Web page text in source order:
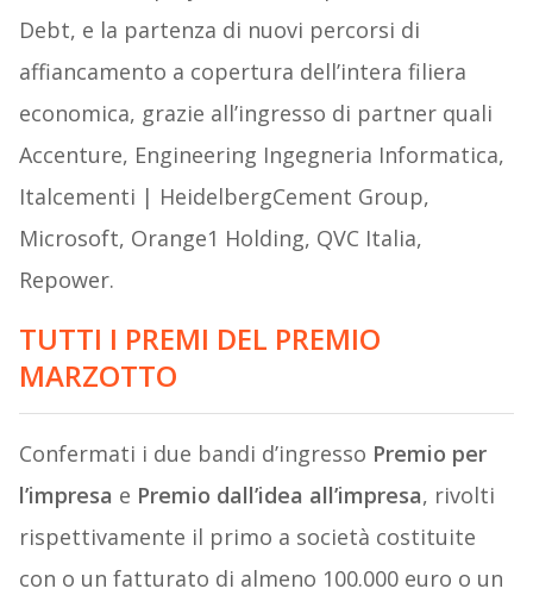
Debt, e la partenza di nuovi percorsi di
affiancamento a copertura dell’intera filiera
economica, grazie all’ingresso di partner quali
Accenture, Engineering Ingegneria Informatica,
Italcementi | HeidelbergCement Group,
Microsoft, Orange1 Holding, QVC Italia,
Repower.
TUTTI I PREMI DEL PREMIO
MARZOTTO
Confermati i due bandi d’ingresso Premio per
l’impresa e Premio dall’idea all’impresa, rivolti
rispettivamente il primo a società costituite
con o un fatturato di almeno 100.000 euro o un